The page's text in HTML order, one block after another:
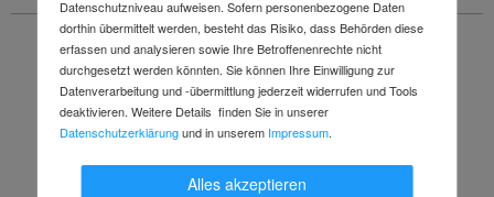
Datenschutzniveau aufweisen. Sofern personenbezogene Daten
dorthin übermittelt werden, besteht das Risiko, dass Behörden diese
erfassen und analysieren sowie Ihre Betroffenenrechte nicht
durchgesetzt werden könnten. Sie können Ihre Einwilligung zur
Datenverarbeitung und -übermittlung jederzeit widerrufen und Tools
deaktivieren. Weitere Details finden Sie in unserer
Datenschutzerklärungund in unserem Impressum.
Alles akzeptieren